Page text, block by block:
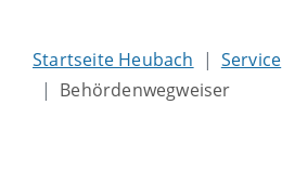
Startseite Heubach
Service
Behördenwegweiser